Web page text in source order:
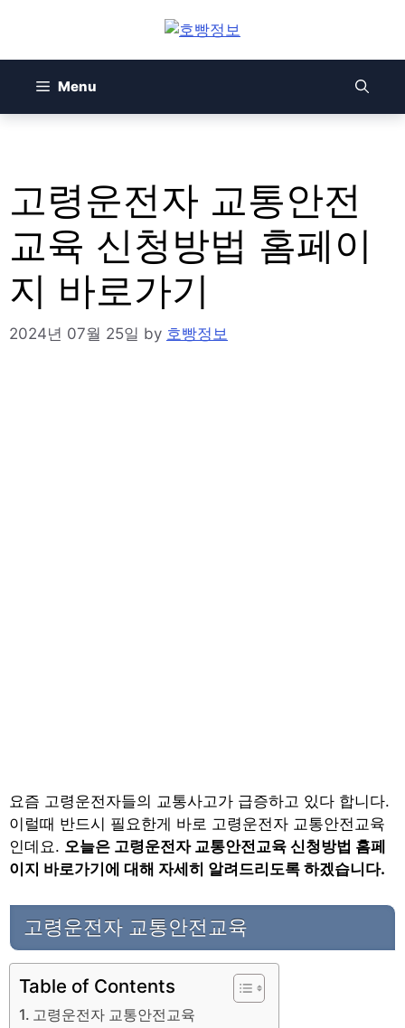
content
Menu
고령운전자 교통안전
교육 신청방법 홈페이
지 바로가기
2024년 07월 25일 by 호빵정보
요즘 고령운전자들의 교통사고가 급증하고 있다 합니다.
이럴때 반드시 필요한게 바로 고령운전자 교통안전교육
인데요. 오늘은 고령운전자 교통안전교육 신청방법 홈페
이지 바로가기에 대해 자세히 알려드리도록 하겠습니다.
고령운전자 교통안전교육
Table of Contents
고령운전자 교통안전교육